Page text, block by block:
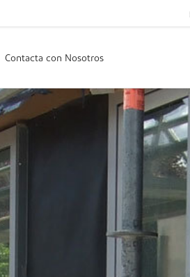
Contacta con Nosotros